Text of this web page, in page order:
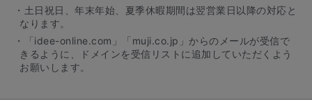
・土日祝日、年末年始、夏季休暇期間は翌営業日以降の対応と
なります。
・「idee-online.com」「muji.co.jp」からのメールが受信で
きるように、ドメインを受信リストに追加していただくよう
お願いします。